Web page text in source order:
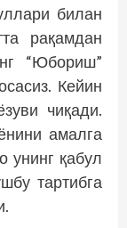
билан
рақамдан
“Юбориш”
Кейин
чиқади.
амалга
унинг қабул
тартибга